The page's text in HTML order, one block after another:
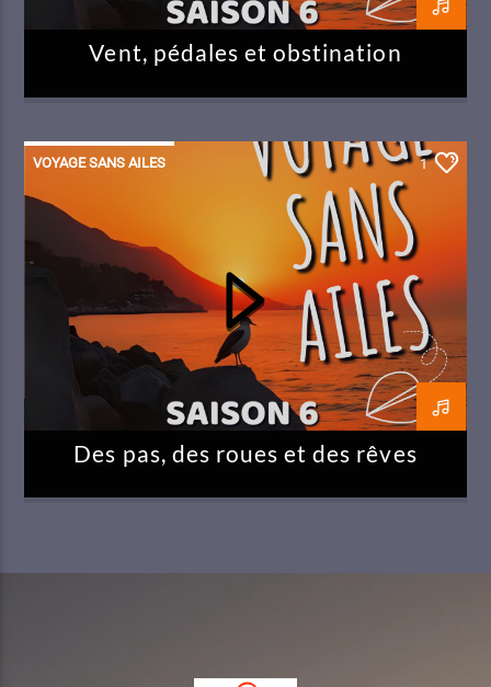
Vent, pédales et obstination
VOYAGE SANS AILES 1
Des pas, des roues et des rêves